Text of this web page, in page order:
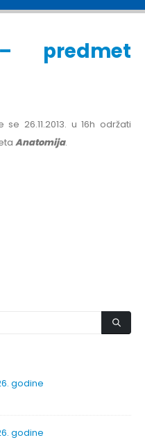
predmet
26.11.2013. u 16h održati
Anatomija.
godine
godine